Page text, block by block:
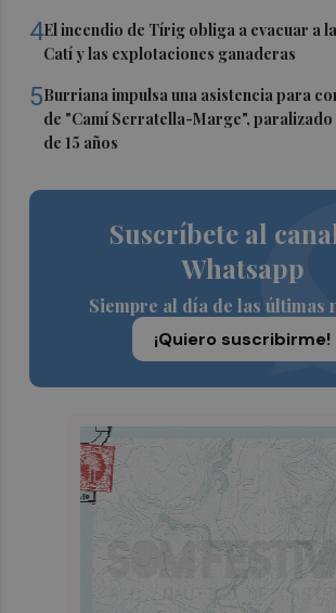
4El incendio de Tírig obliga a evacuar a
Catí y las explotaciones ganaderas
5Burriana impulsa una asistencia para
de "Camí Serratella-Marge", paralizado
de 15 años
Suscríbete al
Whatsapp
Siempre al día de las últimas
¡Quiero suscribirme!